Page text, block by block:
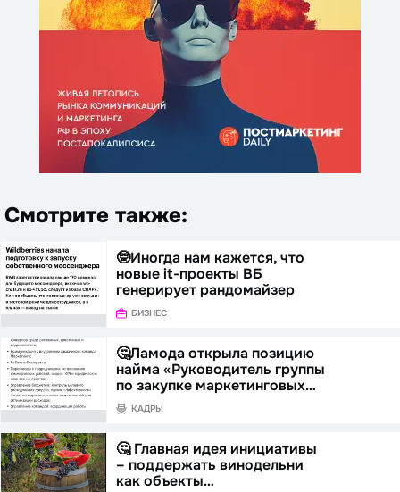
Смотрите также:
🤓Иногда нам кажется, что
новые it-проекты ВБ
генерирует рандомайзер
БИЗНЕС
🤔Ламода открыла позицию
найма «Руководитель группы
по закупке маркетинговых…
КАДРЫ
🤔 Главная идея инициативы
– поддержать винодельни
как объекты…